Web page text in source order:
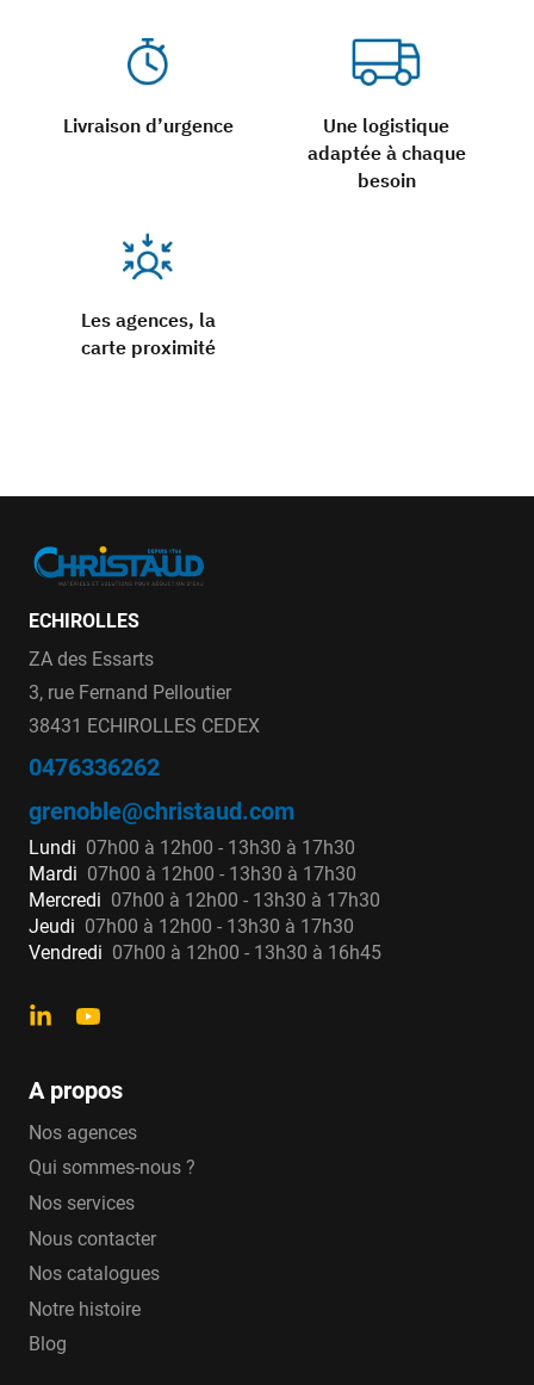
Livraison d’urgence
Une logistique
adaptée à chaque
besoin
Les agences, la
carte proximité
ECHIROLLES
ZA des Essarts
3, rue Fernand Pelloutier
38431 ECHIROLLES CEDEX
0476336262
grenoble@christaud.com
Lundi 07h00 à 12h00 - 13h30 à 17h30
Mardi 07h00 à 12h00 - 13h30 à 17h30
Mercredi 07h00 à 12h00 - 13h30 à 17h30
Jeudi 07h00 à 12h00 - 13h30 à 17h30
Vendredi 07h00 à 12h00 - 13h30 à 16h45
A propos
Nos agences
Qui sommes-nous ?
Nos services
Nous contacter
Nos catalogues
Notre histoire
Blog